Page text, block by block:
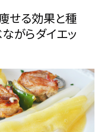
せる効果と種
がらダイエッ